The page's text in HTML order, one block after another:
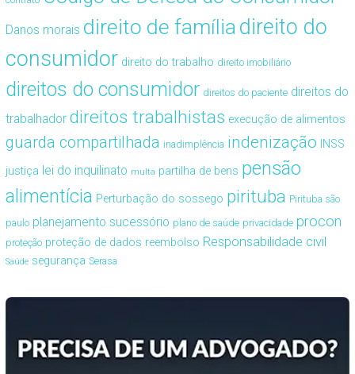
Danos morais direito de famíliadireito do
consumidor direito do trabalho direito imobiliário
direitos do consumidor direitos do paciente direitos do
trabalhador direitos trabalhistas execução de alimentos
guarda compartilhada inadimplência indenização INSS
justiça lei do inquilinato multa partilha de bens pensão
alimentícia Perturbação do sossego pirituba Pirituba são
paulo planejamento sucessório plano de saúde privacidade procon
proteção proteção de dados reembolso Responsabilidade civil
Saúde segurança Serasa